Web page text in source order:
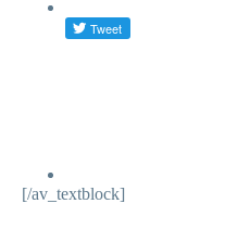
[/av_textblock]